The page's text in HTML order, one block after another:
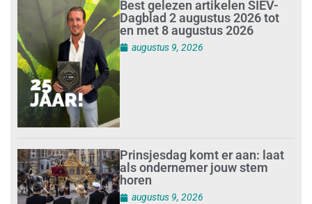
Best gelezen artikelen SIEV-
Dagblad 2 augustus 2026 tot
en met 8 augustus 2026
augustus 9, 2026
Prinsjesdag komt er aan: laat
als ondernemer jouw stem
horen
augustus 9, 2026